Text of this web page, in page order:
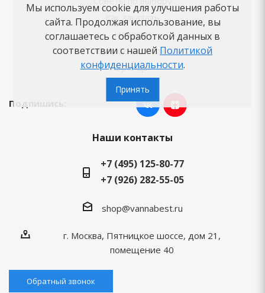
Как заказать
Новости
Вопросы-ответы
Бренды
Подпишись:
Наши контакты
+7 (495) 125-80-77
+7 (926) 282-55-05
shop@vannabest.ru
г. Москва, Пятницкое шоссе, дом 21,
помещение 40
Обратный звонок
Мы используем cookie для улучшения работы
сайта. Продолжая использование, вы
соглашаетесь с обработкой данных в
соответствии с нашей Политикой
конфиденциальности.
Принять